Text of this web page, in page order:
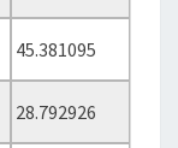
45.381095
28.792926